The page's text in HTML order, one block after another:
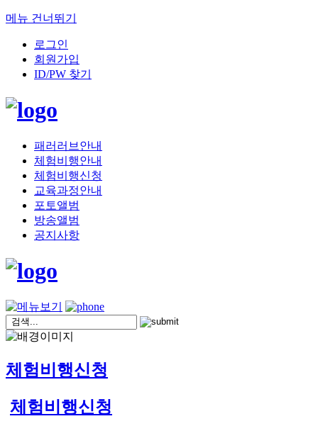
메뉴 건너뛰기
로그인
회원가입
ID/PW 찾기
패러러브안내
체험비행안내
체험비행신청
교육과정안내
포토앨범
방송앨범
공지사항
체험비행신청
체험비행신청